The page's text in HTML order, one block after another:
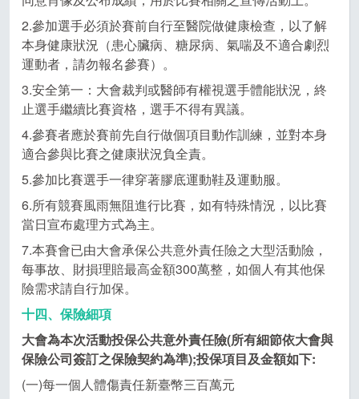
2.參加選手必須於賽前自行至醫院做健康檢查，以了解
本身健康狀況（患心臟病、糖尿病、氣喘及不適合劇烈
運動者，請勿報名參賽）。
3.安全第一：大會裁判或醫師有權視選手體能狀況，終
止選手繼續比賽資格，選手不得有異議。
4.參賽者應於賽前先自行做個項目動作訓練，並對本身
適合參與比賽之健康狀況負全責。
5.參加比賽選手一律穿著膠底運動鞋及運動服。
6.所有競賽風雨無阻進行比賽，如有特殊情況，以比賽
當日宣布處理方式為主。
7.本賽會已由大會承保公共意外責任險之大型活動險，
每事故、財損理賠最高金額300萬整，如個人有其他保
險需求請自行加保。
十四、保險細項
大會為本次活動投保公共意外責任險(所有細節依大會與
保險公司簽訂之保險契約為準);投保項目及金額如下:
(一)每一個人體傷責任新臺幣三百萬元